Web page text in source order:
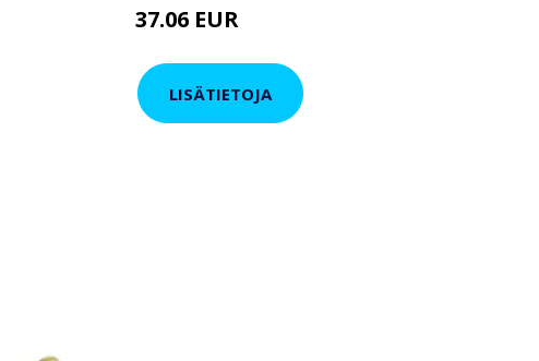
37.06 EUR
LISÄTIETOJA